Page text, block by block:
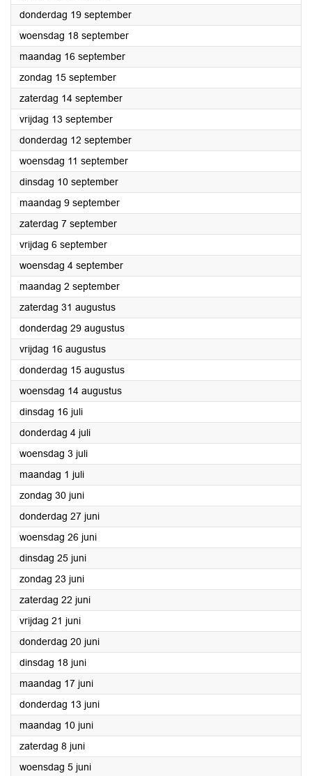
donderdag 19 september2024
woensdag 18 september2024
maandag 16 september2024
zondag 15 september2024
zaterdag 14 september2024
vrijdag 13 september2024
donderdag 12 september2024
woensdag 11 september2024
dinsdag 10 september2024
maandag 9 september2024
zaterdag 7 september2024
vrijdag 6 september2024
woensdag 4 september2024
maandag 2 september2024
zaterdag 31 augustus2024
donderdag 29 augustus2024
vrijdag 16 augustus2024
donderdag 15 augustus2024
woensdag 14 augustus2024
dinsdag 16 juli2024
donderdag 4 juli2024
woensdag 3 juli2024
maandag 1 juli2024
zondag 30 juni2024
donderdag 27 juni2024
woensdag 26 juni2024
dinsdag 25 juni2024
zondag 23 juni2024
zaterdag 22 juni2024
vrijdag 21 juni2024
donderdag 20 juni2024
dinsdag 18 juni2024
maandag 17 juni2024
donderdag 13 juni2024
maandag 10 juni2024
zaterdag 8 juni2024
woensdag 5 juni2024